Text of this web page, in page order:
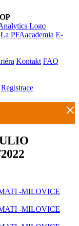
La PFAacademia E-
Kontakt FAQ
Registrace